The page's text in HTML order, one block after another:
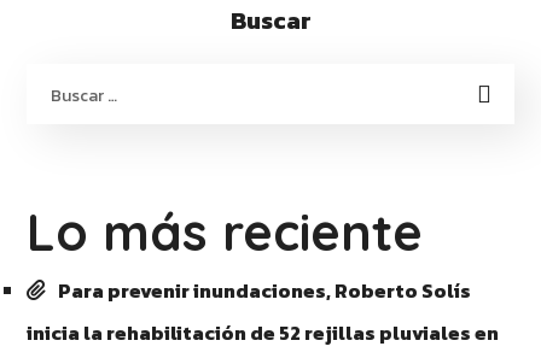
Buscar
Lo más reciente
Para prevenir inundaciones, Roberto Solís
inicia la rehabilitación de 52 rejillas pluviales en